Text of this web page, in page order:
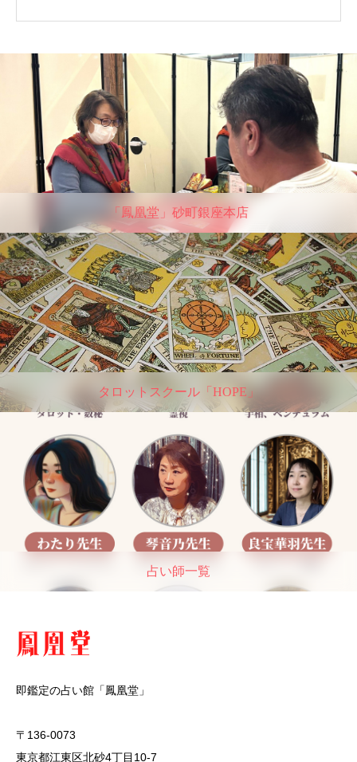
「鳳凰堂」砂町銀座本店
タロットスクール「HOPE」
占い師一覧
即鑑定の占い館「鳳凰堂」
〒136-0073
東京都江東区北砂4丁目10-7